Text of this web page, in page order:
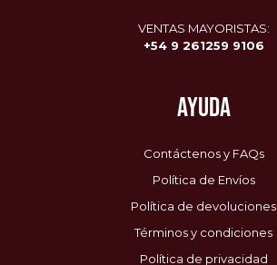
VENTAS MAYORISTAS:
+54 9 261259 9106
AYUDA
Contáctenos y FAQs
Política de Envíos
Política de devoluciones
Términos y condiciones
Política de privacidad